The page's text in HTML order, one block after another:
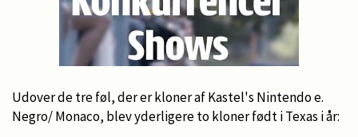
Udover de tre føl, der er kloner af Kastel's Nintendo e.
Negro/ Monaco, blev yderligere to kloner født i Texas i år: